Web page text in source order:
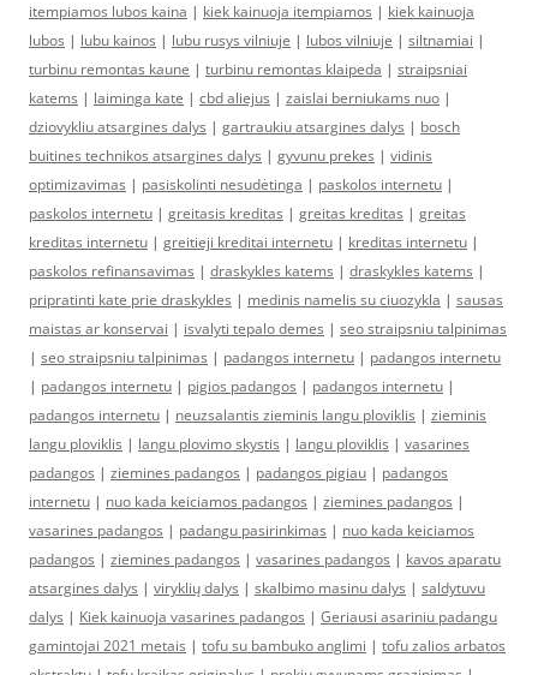
itempiamos lubos kaina | kiek kainuoja itempiamos | kiek kainuoja
lubos | lubu kainos | lubu rusys vilniuje | lubos vilniuje | siltnamiai |
turbinu remontas kaune | turbinu remontas klaipeda | straipsniai
katems | laiminga kate | cbd aliejus | zaislai berniukams nuo |
dziovykliu atsargines dalys | gartraukiu atsargines dalys | bosch
buitines technikos atsargines dalys | gyvunu prekes | vidinis
optimizavimas | pasiskolinti nesudėtinga | paskolos internetu |
paskolos internetu | greitasis kreditas | greitas kreditas | greitas
kreditas internetu | greitieji kreditai internetu | kreditas internetu |
paskolos refinansavimas | draskykles katems | draskykles katems |
pripratinti kate prie draskykles | medinis namelis su ciuozykla | sausas
maistas ar konservai | isvalyti tepalo demes | seo straipsniu talpinimas
| seo straipsniu talpinimas | padangos internetu | padangos internetu
| padangos internetu | pigios padangos | padangos internetu |
padangos internetu | neuzsalantis zieminis langu ploviklis | zieminis
langu ploviklis | langu plovimo skystis | langu ploviklis | vasarines
padangos | ziemines padangos | padangos pigiau | padangos
internetu | nuo kada keiciamos padangos | ziemines padangos |
vasarines padangos | padangu pasirinkimas | nuo kada keiciamos
padangos | ziemines padangos | vasarines padangos | kavos aparatu
atsargines dalys | viryklių dalys | skalbimo masinu dalys | saldytuvu
dalys | Kiek kainuoja vasarines padangos | Geriausi asariniu padangu
gamintojai 2021 metais | tofu su bambuko anglimi | tofu zalios arbatos